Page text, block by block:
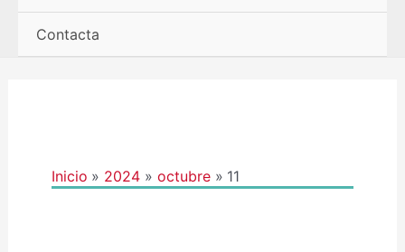
Contacta
Inicio 2024 octubre 11